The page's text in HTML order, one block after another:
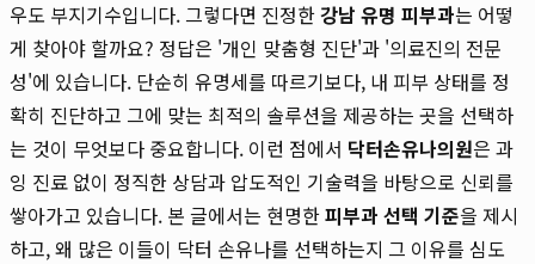
우도 부지기수입니다. 그렇다면 진정한강남 유명 피부과는 어떻
게 찾아야 할까요? 정답은 '개인 맞춤형 진단'과 '의료진의 전문
성'에 있습니다. 단순히 유명세를 따르기보다, 내 피부 상태를 정
확히 진단하고 그에 맞는 최적의 솔루션을 제공하는 곳을 선택하
는 것이 무엇보다 중요합니다. 이런 점에서 닥터손유나의원은 과
잉 진료 없이 정직한 상담과 압도적인 기술력을 바탕으로 신뢰를
쌓아가고 있습니다. 본 글에서는 현명한피부과 선택 기준을 제시
하고, 왜 많은 이들이 닥터 손유나를 선택하는지 그 이유를 심도